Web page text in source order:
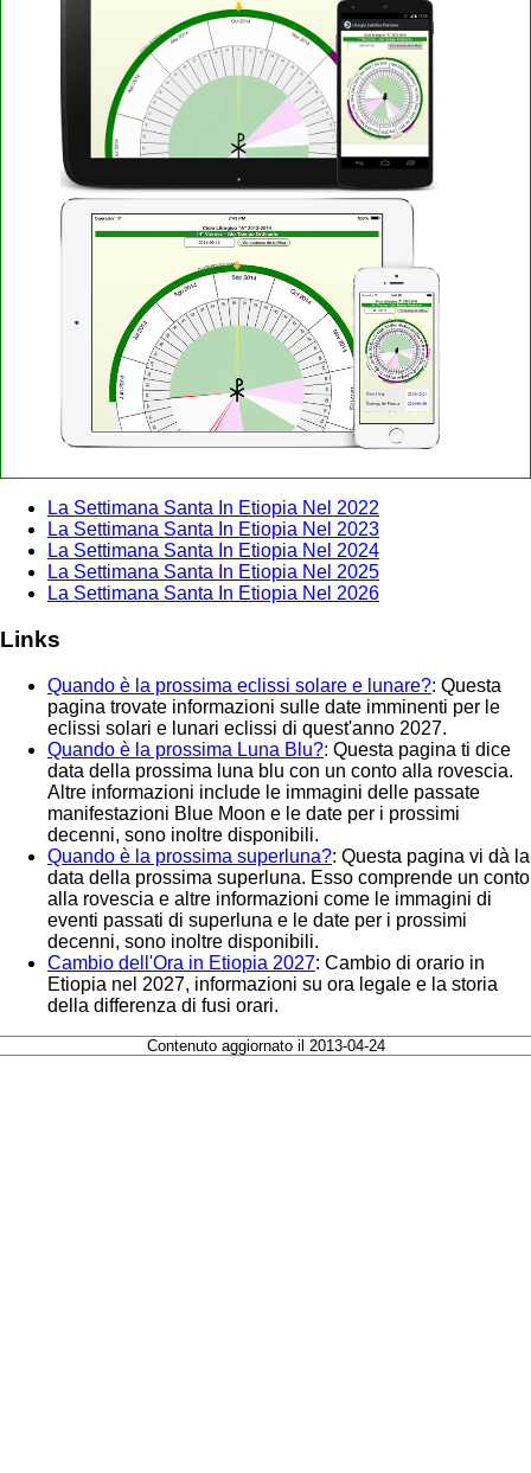
La Settimana Santa In Etiopia Nel 2022
La Settimana Santa In Etiopia Nel 2023
La Settimana Santa In Etiopia Nel 2024
La Settimana Santa In Etiopia Nel 2025
La Settimana Santa In Etiopia Nel 2026
Links
Quando è la prossima eclissi solare e lunare?: Questa
pagina trovate informazioni sulle date imminenti per le
eclissi solari e lunari eclissi di quest'anno 2027.
Quando è la prossima Luna Blu?: Questa pagina ti dice
data della prossima luna blu con un conto alla rovescia.
Altre informazioni include le immagini delle passate
manifestazioni Blue Moon e le date per i prossimi
decenni, sono inoltre disponibili.
Quando è la prossima superluna?: Questa pagina vi dà la
data della prossima superluna. Esso comprende un conto
alla rovescia e altre informazioni come le immagini di
eventi passati di superluna e le date per i prossimi
decenni, sono inoltre disponibili.
Cambio dell'Ora in Etiopia 2027: Cambio di orario in
Etiopia nel 2027, informazioni su ora legale e la storia
della differenza di fusi orari.
Contenuto aggiornato il 2013-04-24